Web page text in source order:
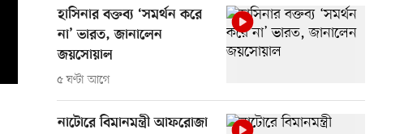
হাসিনার বক্তব্য ‘সমর্থন করে
না’ ভারত, জানালেন
জয়সোয়াল
৫ ঘণ্টা আগে
নাটোরে বিমানমন্ত্রী আফরোজা